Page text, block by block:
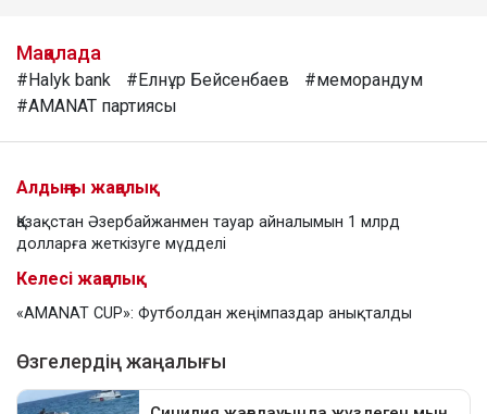
Мақалада
#Halyk bank #Елнұр Бейсенбаев
#меморандум
#AMANAT партиясы
Алдыңғы жаңалық
Қазақстан Әзербайжанмен тауар айналымын 1 млрд
долларға жеткізуге мүдделі
Келесі жаңалық
«AMANAT CUP»: Футболдан жеңімпаздар анықталды